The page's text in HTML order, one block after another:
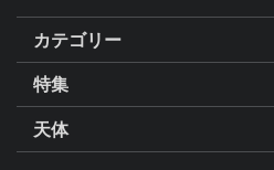
カテゴリー
特集
天体